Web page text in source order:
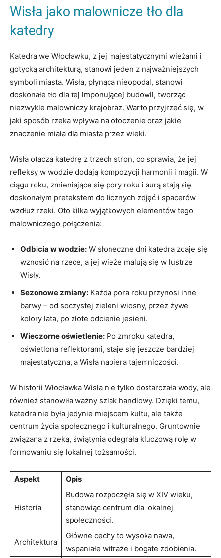
Wisła jako ⁣malownicze tło ‌dla
katedry
Katedra we Włocławku,‌ z jej majestatycznymi wieżami i
gotycką ⁢architekturą, stanowi​ jeden ⁤z‍ najważniejszych
symboli‌ miasta. Wisła, płynąca nieopodal, stanowi
doskonałe tło dla tej⁤ imponującej budowli, ​tworząc
niezwykle malowniczy krajobraz. Warto ⁢przyjrzeć⁤ się,⁤ w
jaki ‍sposób ⁢rzeka wpływa na‍ otoczenie oraz jakie
znaczenie miała⁤ dla miasta przez wieki.
Wisła otacza katedrę z trzech stron, co sprawia, że ‍jej
refleksy w wodzie dodają kompozycji ‍harmonii ‍i magii. ‌W​
ciągu ⁣roku, zmieniające ⁤się ‌pory roku i‍ aurą stają się
doskonałym pretekstem do licznych zdjęć i spacerów‌
wzdłuż rzeki. Oto​ kilka wyjątkowych elementów tego
⁢malowniczego połączenia:
Odbicia w wodzie: W słoneczne dni katedra zdaje się
wznosić na rzece, a ⁢jej wieże malują ⁣się w lustrze
Wisły.
Sezonowe‌ zmiany: ⁣Każda​ pora roku przynosi inne
barwy – od soczystej zieleni wiosny,‍ przez ‌żywe
kolory lata, po złote odcienie jesieni.
Wieczorne oświetlenie: Po zmroku katedra,
oświetlona ⁣reflektorami, staje się jeszcze⁤ bardziej⁣
majestatyczna, ​a Wisła nabiera tajemniczości.
W ⁤historii Włocławka Wisła ​nie tylko dostarczała wody, ⁢ale
również stanowiła⁣ ważny ⁢szlak ‍handlowy.⁢ Dzięki temu,
katedra nie była⁢ jedynie miejscem kultu, ale także
centrum życia ‍społecznego i kulturalnego. Gruntownie
związana z rzeką, świątynia odegrała kluczową rolę‌ w
formowaniu się​ lokalnej tożsamości.
Aspekt Opis
Historia
Budowa rozpoczęła ‍się ​w‌ XIV wieku,
stanowiąc centrum dla ⁢lokalnej​
społeczności.
Architektura
Główne cechy to wysoka nawa,‍
wspaniałe witraże i bogate zdobienia.